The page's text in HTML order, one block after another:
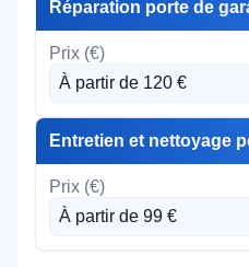
Réparation porte de
À partir de 120 €
Entretien et nettoyage
À partir de 99 €